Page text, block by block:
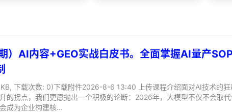
）AI内容+GEO实战白皮书。全面掌握AI量产
下载次数: 0)下载附件2026-8-6 13:40 上传课程介绍面对AI技术的狂
的拐点，我们更愿抛出一个积极的论断：2026年，大模型不仅不会取
成为企业构建核...